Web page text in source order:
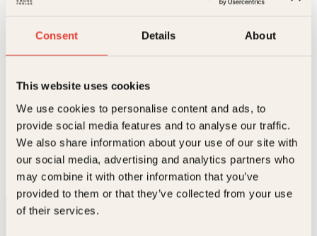
Consent Details About
This website uses cookies
We use cookies to personalise content and ads, to
provide social media features and to analyse our traffic.
We also share information about your use of our site with
our social media, advertising and analytics partners who
may combine it with other information that you’ve
provided to them or that they’ve collected from your use
of their services.
Tore Gjerstad
Tore Gjerstad (54) er journalist i Dagens Næringsliv og
har tidligere jobbet i Dagbladet og Aftenposten før han
begynte i DN i 2010. Der…